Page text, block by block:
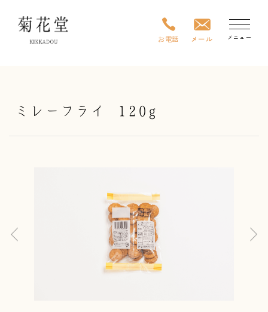
お電話 メール メニュー
TOP
ミレーフライ 120g